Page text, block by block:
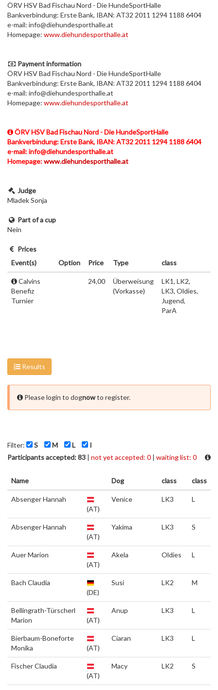
ÖRV HSV Bad Fischau Nord - Die HundeSportHalle
Bankverbindung: Erste Bank, IBAN: AT32 2011 1294 1188 6404
e-mail: info@diehundesporthalle.at
Homepage: www.diehundesporthalle.at
Payment information
ÖRV HSV Bad Fischau Nord - Die HundeSportHalle
Bankverbindung: Erste Bank, IBAN: AT32 2011 1294 1188 6404
e-mail: info@diehundesporthalle.at
Homepage: www.diehundesporthalle.at
ÖRV HSV Bad Fischau Nord - Die HundeSportHalle
Bankverbindung: Erste Bank, IBAN: AT32 2011 1294 1188 6404
e-mail: info@diehundesporthalle.at
Homepage:www.diehundesporthalle.at
Judge
Mladek Sonja
Part of a cup
Nein
Prices
Event(s)
Option Price Type class
Calvins
Benefiz
Turnier
24,00
Überweisung
(Vorkasse)
LK1, LK2,
LK3, Oldies,
Jugend,
ParA
Results
Please login to dognowto register.
Filter: S M L
I
Participants accepted: 83 | not yet accepted: 0 | waiting list: 0
Name Dog class class
Absenger Hannah
(AT)
Venice LK3 L
Absenger Hannah
(AT)
Yakima LK3 S
Auer Marion
(AT)
Akela Oldies L
Bach Claudia
(DE)
Susi LK2 M
Bellingrath-Türscherl
Marion
(AT)
Anup LK3 L
Bierbaum-Boneforte
Monika
(AT)
Ciaran LK3 L
Fischer Claudia
(AT)
Macy LK2 S